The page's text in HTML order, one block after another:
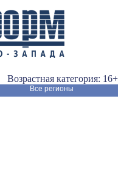
Возрастная категория: 16+
Все регионы